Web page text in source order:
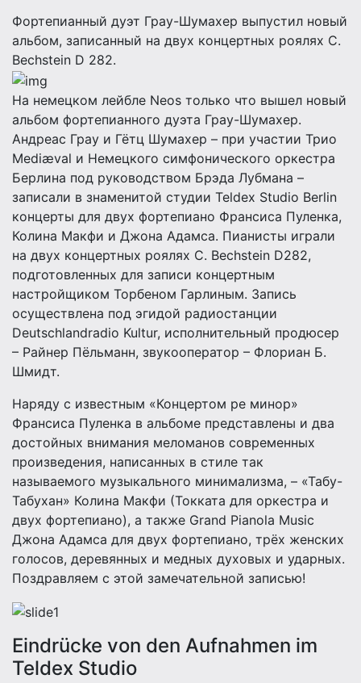
Фортепианный дуэт Грау-Шумахер выпустил новый
альбом, записанный на двух концертных роялях C.
Bechstein D 282.
Нa немецком лейбле Neos только что вышел новый
альбом фортепианного дуэта Грау-Шумахер.
Андреас Грау и Гётц Шумахер – при участии Трио
Mediæval и Немецкого симфонического оркестра
Берлина под руководством Брэда Лубмана –
записали в знаменитой студии Teldex Studio Berlin
концерты для двух фортепиано Франсиса Пуленка,
Колина Макфи и Джона Адамса. Пианисты играли
на двух концертных роялях C. Bechstein D282,
подготовленных для записи концертным
настройщиком Торбеном Гарлиным. Запись
осуществлена под эгидой радиостанции
Deutschlandradio Kultur, исполнительный продюсер
– Райнер Пёльманн, звукооператор – Флориан Б.
Шмидт.
Наряду с известным «Концертом ре минор»
Фрaнсисa Пуленкa в альбоме представлены и два
достойных внимания меломанов современных
произведения, написанных в стиле так
называемого музыкального минимализма, – «Табу-
Табухан» Колина Макфи (Токката для оркестра и
двух фортепиано), а также Grand Pianola Music
Джона Адамса для двух фортепиано, трёх женских
голосов, деревянных и медных духовых и ударных.
Поздравляем с этой замечательной записью!
Eindrücke von den Aufnahmen im
Teldex Studio